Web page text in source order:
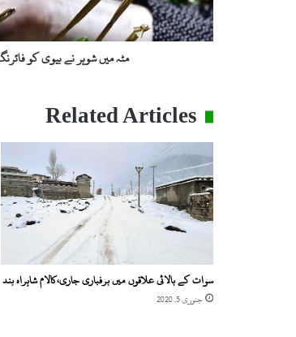
ن
ے
ک
و
ف
ا
ئ
ر
ن
ر
ک
ے
مٹہ میں شوہر نے بیوی کو
Related Articles
سوات کے بالائی علاقوں میں برفباری جاری،کالام شاہراہ بند
جنوری 5, 2020